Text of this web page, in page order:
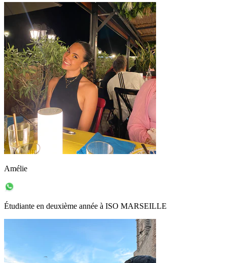
Amélie
Étudiante en deuxième année à ISO MARSEILLE